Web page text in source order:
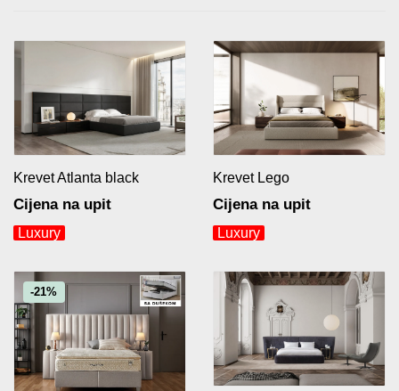
Krevet Atlanta black
Cijena na upit
Luxury
Krevet Lego
Cijena na upit
Luxury
-21%